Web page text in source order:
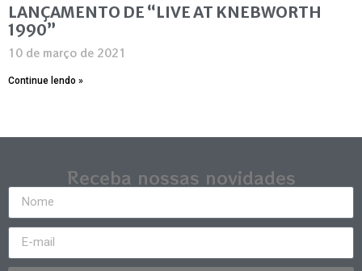
LANÇAMENTO DE “LIVE AT KNEBWORTH
1990”
10 de março de 2021
Continue lendo »
Receba nossas novidades